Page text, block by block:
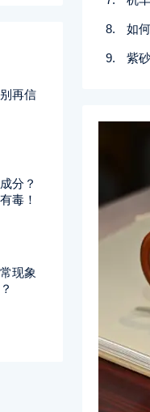
再信
分？
毒！
现象